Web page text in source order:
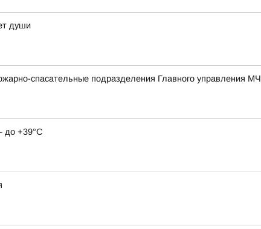
души
спасательные подразделения Главного управления
до +39°C